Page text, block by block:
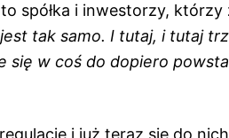
spółka i inwestorzy,
tak samo. I tutaj, i tutaj
w coś do dopiero